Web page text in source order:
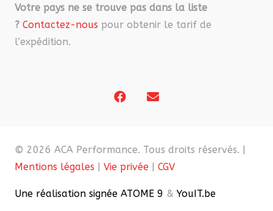
Votre pays ne se trouve pas dans la liste
? Contactez-nous pour obtenir le tarif de
l’expédition.
© 2026 ACA Performance. Tous droits réservés. |
Mentions légales | Vie privée | CGV
Une réalisation signée ATOME 9 & YouIT.be